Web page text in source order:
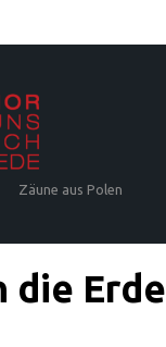
Zäune aus Polen
die Erde